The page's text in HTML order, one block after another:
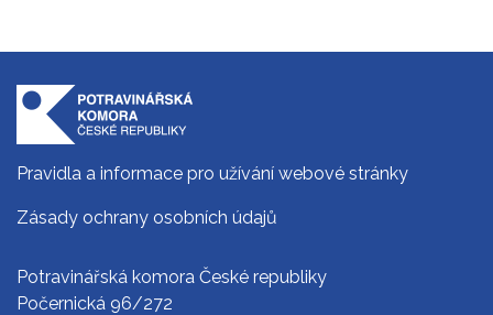
Pravidla a informace pro užívání webové stránky
Zásady ochrany osobních údajů
Potravinářská komora České republiky
Počernická 96/272